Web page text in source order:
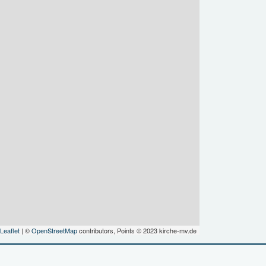
Leaflet| ©OpenStreetMapcontributors, Points © 2023 kirche-mv.de